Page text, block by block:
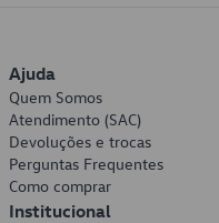
Ajuda
Quem Somos
Atendimento (SAC)
Devoluções e trocas
Perguntas Frequentes
Como comprar
Institucional